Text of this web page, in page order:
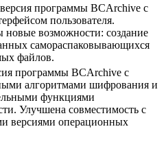
версия программы BCArchive с
пользователя.
новые возможности: создание
самораспаковывающихся
файлов.
программы BCArchive с
алгоритмами шифрования и
функциями
Улучшена совместимость с
версиями операционных